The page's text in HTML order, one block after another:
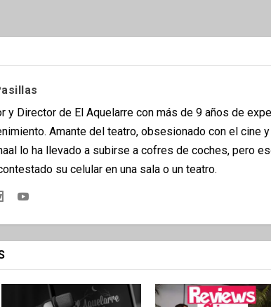
y Director de El Aquelarre con más de 9 años de
Amante del teatro, obsesionado con el cine
lo ha llevado a subirse a cofres de coches, pero
su celular en una sala o un teatro.